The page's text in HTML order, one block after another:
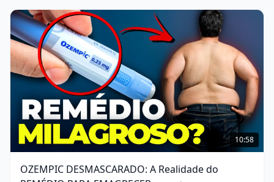
a
ciência)
(11
words)
OZEMPIC
DESMASCARADO:
A
do
10:58
OZEMPIC DESMASCARADO: A Realidade do